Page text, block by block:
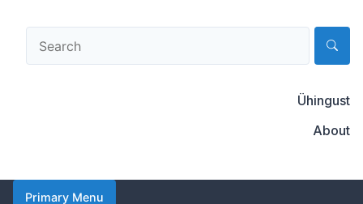
Norsk-estisk forening
Ühingust
About
Primary Menu